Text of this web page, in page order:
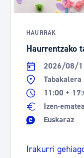
HAURRAK
Haurrentzako
2026/08/
Tabakalera
11:00 +
Izen-ematea
Euskaraz
Irakurri